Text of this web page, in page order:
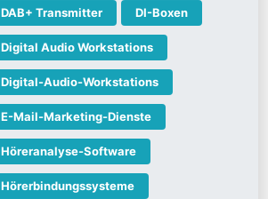
DAB+ Transmitter DI-Boxen
Digital Audio Workstations
Digital-Audio-Workstations
E-Mail-Marketing-Dienste
Höreranalyse-Software
Hörerbindungssysteme